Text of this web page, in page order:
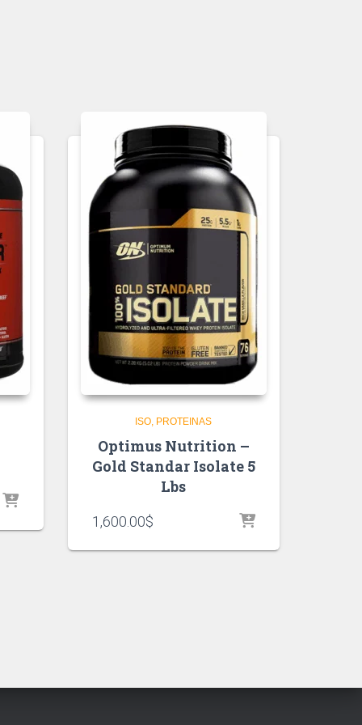
ISO PROTEINAS
Optimus Nutrition –
Gold Standar Isolate 5
Lbs
1,600.00$